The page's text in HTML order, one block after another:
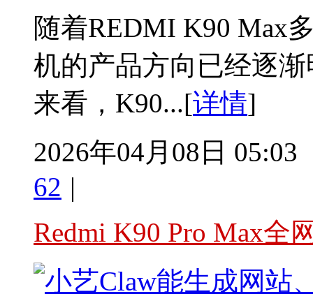
随着REDMI K90 Max
机的产品方向已经逐
来看，K90...[详情]
2026年04月08日 05:03
62 |
Redmi K90 Pro Max全